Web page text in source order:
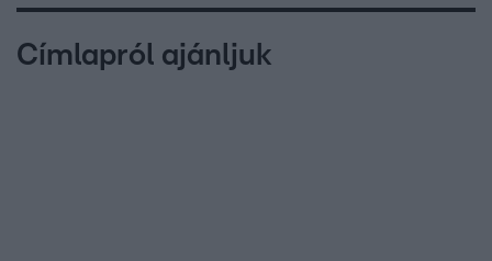
Címlapról ajánljuk